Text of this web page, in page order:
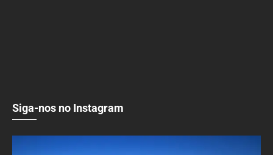
Siga-nos no Instagram